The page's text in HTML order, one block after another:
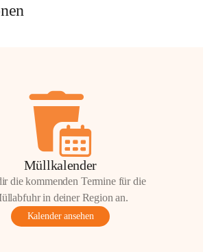
Müllkalender
die kommenden Termine für die
in deiner Region an.
Kalender ansehen